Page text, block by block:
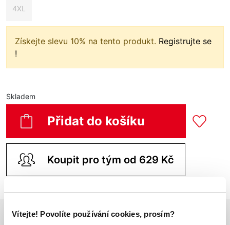
Vítejte! Povolíte používání cookies, prosím?
4XL
Získejte slevu 10% na tento produkt. Registrujte se
!
Skladem
Přidat do košíku
Koupit pro tým od 629 Kč